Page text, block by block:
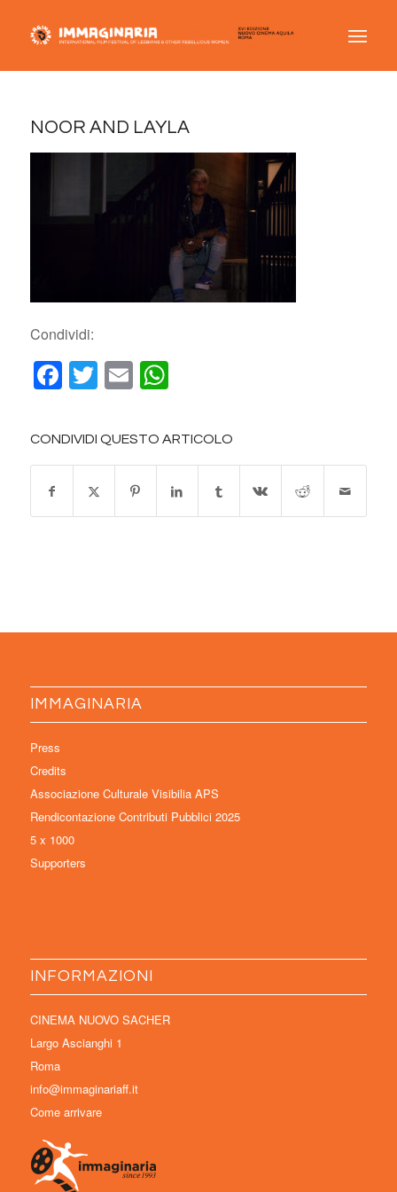
NOOR AND LAYLA
Condividi:
Facebook
Twitter
EmailWhatsApp
CONDIVIDI QUESTO ARTICOLO
IMMAGINARIA
Press
Credits
Associazione Culturale Visibilia APS
Rendicontazione Contributi Pubblici 2025
5 x 1000
Supporters
INFORMAZIONI
CINEMA NUOVO SACHER
Largo Ascianghi 1
Roma
info@immaginariaff.it
Come arrivare